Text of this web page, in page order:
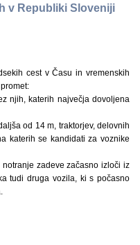
v Republiki Sloveniji
cest v Času in vremenskih
njih, katerih največja dovoljena
od 14 m, traktorjev, delovnih
katerih se kandidati za voznike
zadeve začasno izloči iz
tudi druga vozila, ki s počasno